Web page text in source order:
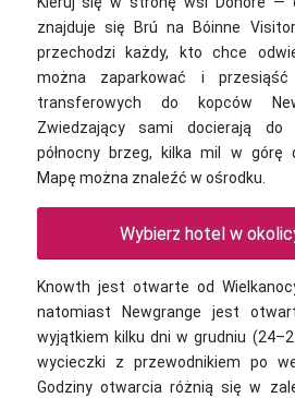
znajduje się Brú na Bóinne
przechodzi każdy, kto chce
można zaparkować i
transferowych do kopców
Zwiedzający sami docierają
północny brzeg, kilka mil w górę
Mapę można znaleźć w ośrodku.
Wybierz hotel w
Knowth jest otwarte od
natomiast Newgrange jest
wyjątkiem kilku dni w grudniu
wycieczki z przewodnikiem po
Godziny otwarcia różnią się w